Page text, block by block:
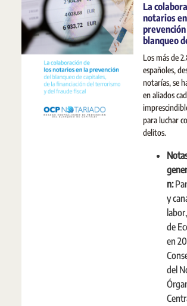
La
notarios
prevención
blanqueo
Los más de
españoles,
notarías, se
en aliados
para luchar
delitos.
n:
y
de
en
del